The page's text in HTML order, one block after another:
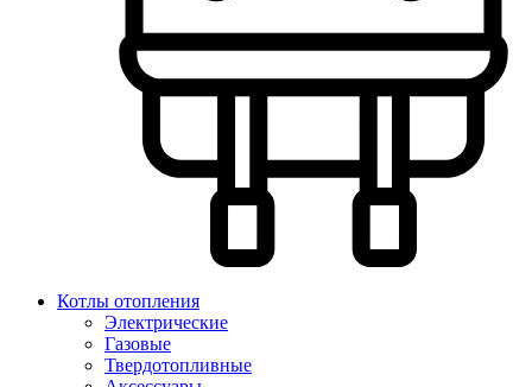
Котлы отопления
Электрические
Газовые
Твердотопливные